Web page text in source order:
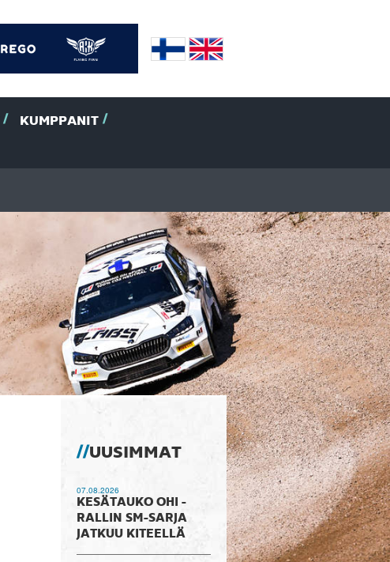
KUMPPANIT
UUSIMMAT
07.08.2026
KESÄTAUKO OHI -
RALLIN SM-SARJA
JATKUU KITEELLÄ